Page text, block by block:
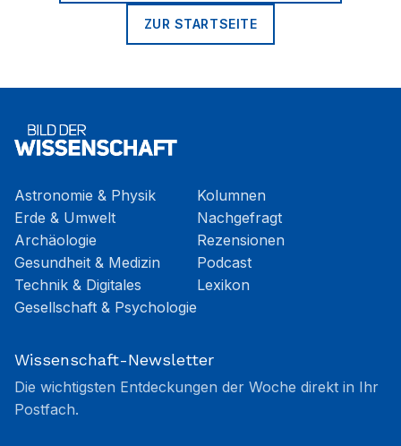
ZUR STARTSEITE
Astronomie & Physik
Erde & Umwelt
Archäologie
Gesundheit & Medizin
Technik & Digitales
Gesellschaft & Psychologie
Kolumnen
Nachgefragt
Rezensionen
Podcast
Lexikon
Wissenschaft-Newsletter
Die wichtigsten Entdeckungen der Woche direkt in Ihr
Postfach.